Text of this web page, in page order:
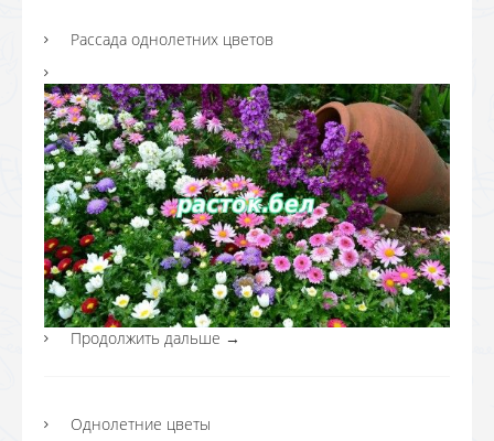
Рассада однолетних цветов
Продолжить дальше →
Однолетние цветы